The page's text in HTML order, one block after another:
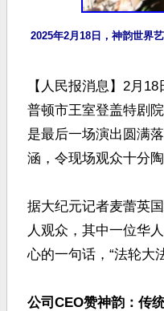
2025年2月18日，神韵世界
【人民报消息】2月
普顿市王室登盖特剧
是最后一场演出圆满
涵，令现场观众十分
据大纪元记者麦蕾英
人观众，其中一位华
心的一句话，“法轮大
公司CEO赞神韵：传